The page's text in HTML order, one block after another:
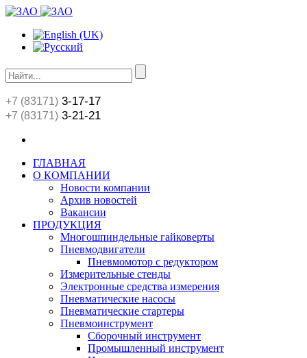
+7 (83171) 3-17-17
+7 (83171) 3-21-21
ГЛАВНАЯ
О КОМПАНИИ
Новости компании
Архив новостей
Вакансии
ПРОДУКЦИЯ
Многошпиндельные гайковерты
Пневмодвигатели
Пневмомотор с редуктором
Измерительные стенды
Электронные средства измерения
Пневматические насосы
Пневматические стартеры
Пневмоинструмент
Сборочный инструмент
Промышленный инструмент